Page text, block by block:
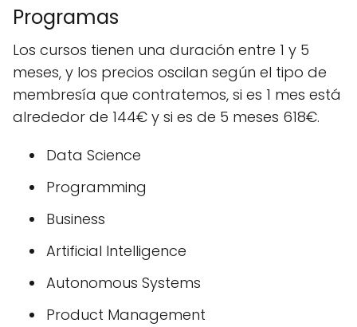
Programas
Los cursos tienen una duración entre 1 y 5
meses, y los precios oscilan según el tipo de
membresía que contratemos, si es 1 mes está
alrededor de 144€ y si es de 5 meses 618€.
Data Science
Programming
Business
Artificial Intelligence
Autonomous Systems
Product Management